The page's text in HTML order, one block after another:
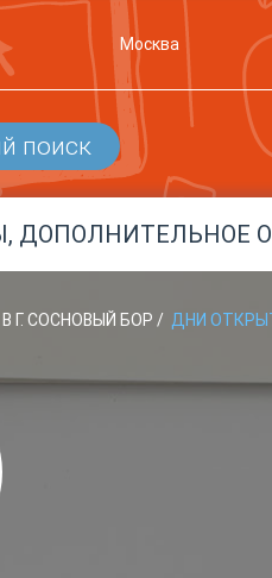
Москва
поиск
ДОПОЛНИТЕЛЬНОЕ
Г. СОСНОВЫЙ БОР / ДНИ